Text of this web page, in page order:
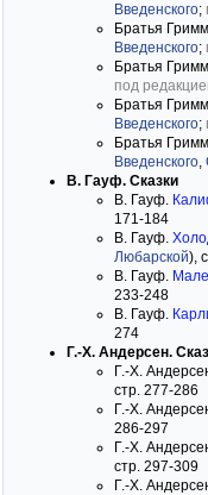
Введенского;
Братья
Введенского;
Братья
под
Братья
Введенского;
Братья
Введенского,
В. Гауф. Сказки
В. Гауф.
171-184
В. Гауф.
Любарской),
В. Гауф.
233-248
В. Гауф.
274
Г.-Х. Андерсен.
Г.-Х.
стр. 277-286
Г.-Х.
286-297
Г.-Х.
стр. 297-309
Г.-Х.